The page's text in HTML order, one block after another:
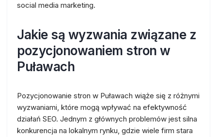
social media marketing.
Jakie są wyzwania związane z
pozycjonowaniem stron w
Puławach
Pozycjonowanie stron w Puławach wiąże się z różnymi
wyzwaniami, które mogą wpływać na efektywność
działań SEO. Jednym z głównych problemów jest silna
konkurencja na lokalnym rynku, gdzie wiele firm stara